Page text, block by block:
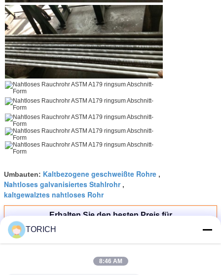
Umbauten: Kaltbezogene geschweißte Rohre ,
Nahtloses galvanisiertes Stahlrohr,
kaltgewalztes nahtloses Rohr
Erhalten Sie den besten Preis für
ringsum Abschnitt-Form
TORICH
8:46 AM